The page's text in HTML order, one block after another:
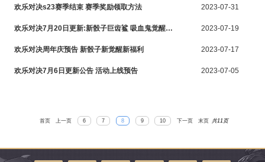
欢乐对决s23赛季结束 赛季奖励领取方法 2023-07-31
欢乐对决7月20日更新:新骰子巨齿鲨 吸血鬼觉醒上线 2023-07-19
欢乐对决周年庆预告 新骰子新觉醒新福利 2023-07-17
欢乐对决7月6日更新公告 活动上线预告 2023-07-05
首页 上一页 6 7 8 9 10 下一页 末页 共11页